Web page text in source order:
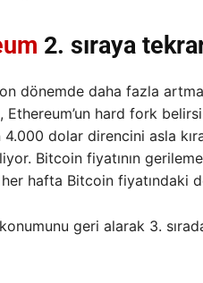
2. sıraya
dönemde daha fazla
Ethereum’un hard fork
dolar direncini asla
Bitcoin fiyatının
her hafta Bitcoin fiyatındaki
geri alarak 3.